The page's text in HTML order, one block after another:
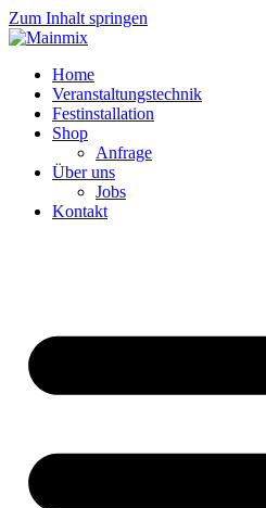
Zum Inhalt springen
Home
Veranstaltungstechnik
Festinstallation
Shop
Anfrage
Über uns
Jobs
Kontakt